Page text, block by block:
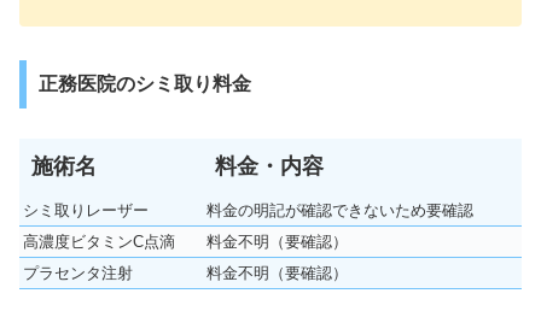
正務医院のシミ取り料金
施術名 料金・内容
シミ取りレーザー
料金の明記が確認できないため要確認
高濃度ビタミンC点滴
料金不明（要確認）
プラセンタ注射
料金不明（要確認）